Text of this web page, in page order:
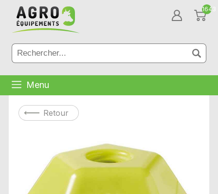
1643
Menu
Retour